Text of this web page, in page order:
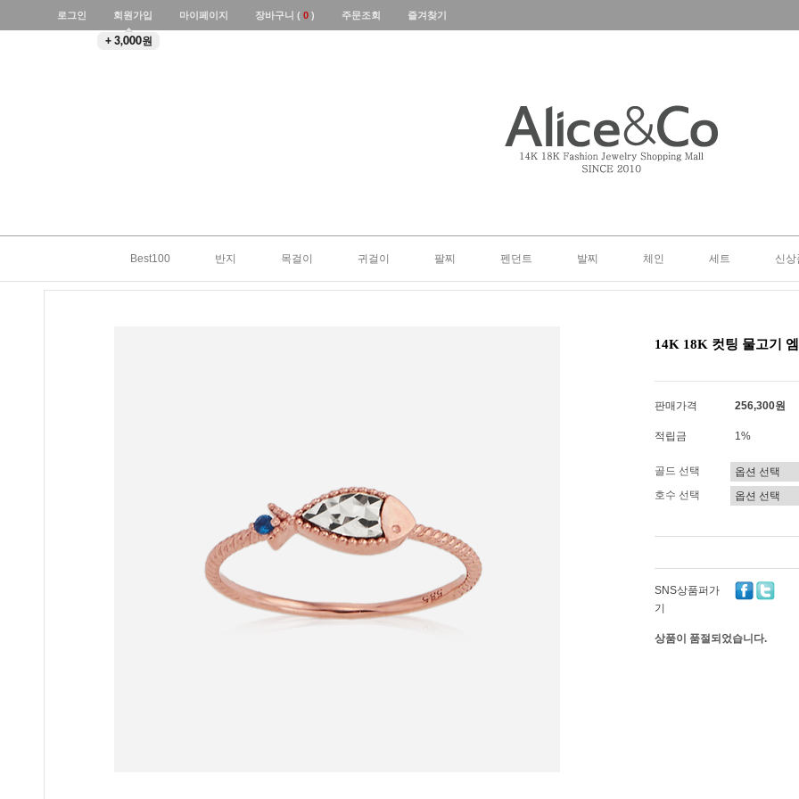
로그인 회원가입
+ 3,000원
마이페이지 장바구니 ( 0 ) 주문조회 즐겨찾기
Best100 반지 목걸이 귀걸이 팔찌 펜던트 발찌 체인 세트 신상
14K 18K 컷팅 물고기 엠
판매가격 256,300원
적립금 1%
골드 선택
호수 선택
SNS상품퍼가
기
상품이 품절되었습니다.